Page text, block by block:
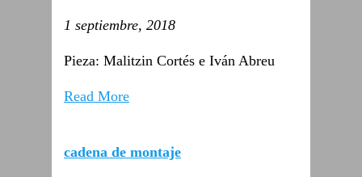
1 septiembre, 2018
Pieza: Malitzin Cortés e Iván Abreu
Read More
cadena de montaje